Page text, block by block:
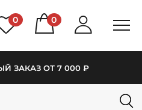
0 0
ЗАКАЗ ОТ 7 000 ₽